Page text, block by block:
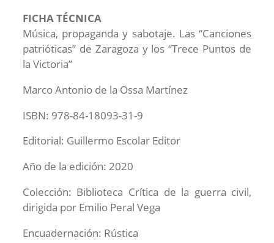
FICHA TÉCNICA
Música, propaganda y sabotaje. Las “Canciones
patrióticas” de Zaragoza y los “Trece Puntos de
la Victoria”
Marco Antonio de la Ossa Martínez
ISBN: 978-84-18093-31-9
Editorial: Guillermo Escolar Editor
Año de la edición: 2020
Colección: Biblioteca Crítica de la guerra civil,
dirigida por Emilio Peral Vega
Encuadernación: Rústica